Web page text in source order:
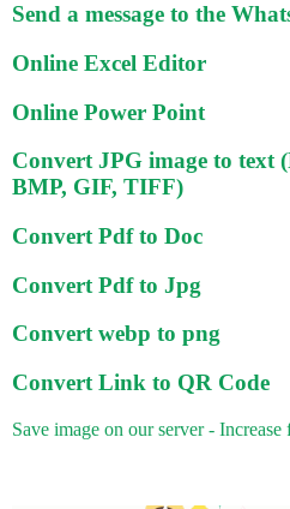
Send a message to the
Online Excel Editor
Online Power Point
Convert JPG image to text
BMP, GIF, TIFF)
Convert Pdf to Doc
Convert Pdf to Jpg
Convert webp to png
Convert Link to QR Code
Save image on our server -